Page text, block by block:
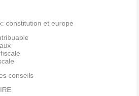
constitution et europe
conseils